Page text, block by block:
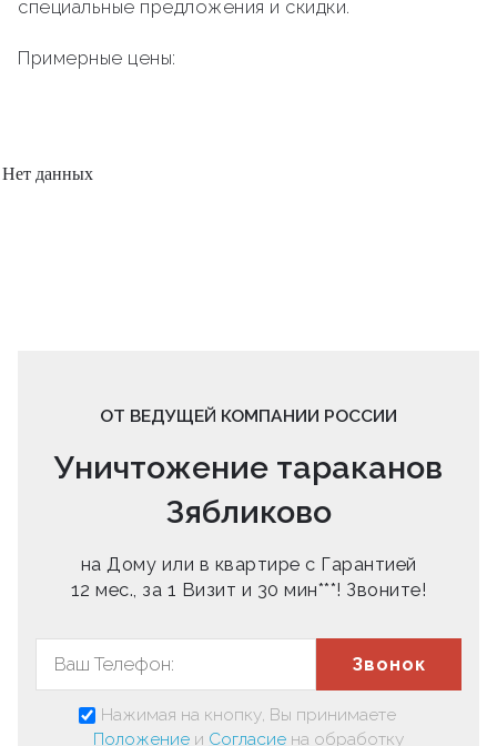
специальные предложения и скидки.
Примерные цены:
Нет данных
ОТ ВЕДУЩЕЙ КОМПАНИИ РОССИИ
Уничтожение тараканов
Зябликово
на Дому или в квартире с Гарантией
12 мес., за 1 Визит и 30 мин***! Звоните!
Звонок
Нажимая на кнопку, Вы принимаете
Положение и Согласие на обработку